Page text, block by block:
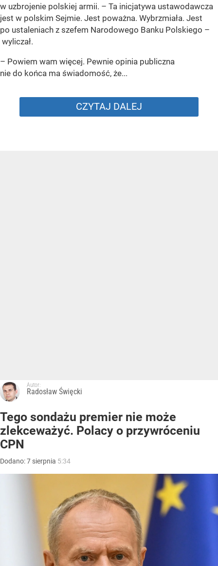
w uzbrojenie polskiej armii. – Ta inicjatywa ustawodawcza
jest w polskim Sejmie. Jest poważna. Wybrzmiała. Jest
po ustaleniach z szefem Narodowego Banku Polskiego –
wyliczał.
– Powiem wam więcej. Pewnie opinia publiczna
nie do końca ma świadomość, że...
CZYTAJ DALEJ
Autor:
Radosław Święcki
Tego sondażu premier nie może
zlekceważyć. Polacy o przywróceniu
CPN
Dodano:7 sierpnia 5:34